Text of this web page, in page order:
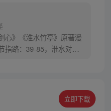
心》《淮水竹亭》原著漫
指路：39-85，淮水对应
立即下载